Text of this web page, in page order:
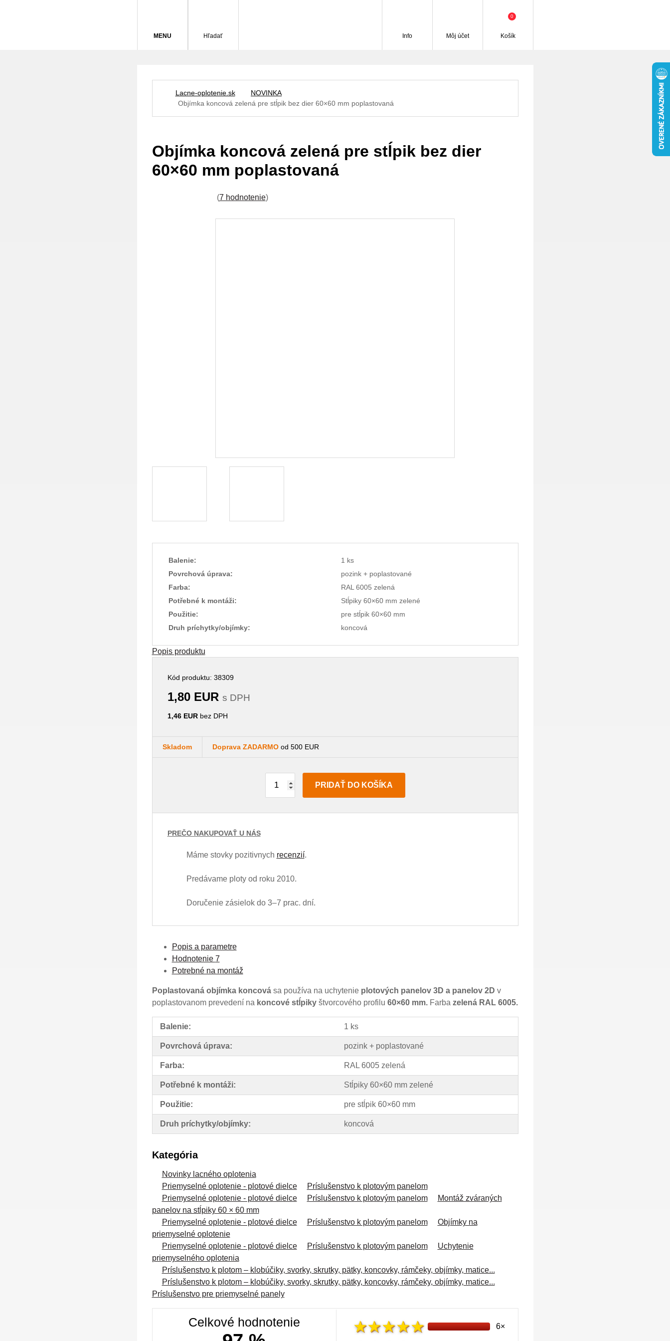
MENU Hľadať Info Môj účet Košík
0
Lacne-oplotenie.sk
NOVINKA
Objímka koncová zelená pre stĺpik bez dier 60×60 mm poplastovaná
Objímka koncová zelená pre stĺpik bez dier
60×60 mm poplastovaná
(7 hodnotenie)
Balenie:
1 ks
Povrchová úprava:
pozink + poplastované
Farba:
RAL 6005 zelená
Potřebné k montáži:
Stĺpiky 60×60 mm zelené
Použitie:
pre stĺpik 60×60 mm
Druh príchytky/objímky:
koncová
Popis produktu
Kód produktu: 38309
1,80 EUR s DPH
1,46 EURbez DPH
Skladom Doprava ZADARMOod 500 EUR
PRIDAŤ DO KOŠÍKA
PREČO NAKUPOVAŤ U NÁS
Máme stovky pozitivnych recenzií.
Predávame ploty od roku 2010.
Doručenie zásielok do 3–7 prac. dní.
Popis a parametre
Hodnotenie 7
Potrebné na montáž
Poplastovaná objímka koncová sa používa na uchytenie plotových panelov 3D a panelov 2D v
poplastovanom prevedení na koncové stĺpiky štvorcového profilu 60×60 mm. Farba zelená RAL 6005.
Balenie: 1 ks
Povrchová úprava: pozink + poplastované
Farba: RAL 6005 zelená
Potřebné k montáži: Stĺpiky 60×60 mm zelené
Použitie: pre stĺpik 60×60 mm
Druh príchytky/objímky: koncová
Kategória
Novinky lacného oplotenia
Priemyselné oplotenie - plotové dielce
Príslušenstvo k plotovým panelom
Priemyselné oplotenie - plotové dielce
Príslušenstvo k plotovým panelom
Montáž zváraných
panelov na stĺpiky 60 × 60 mm
Priemyselné oplotenie - plotové dielce
Príslušenstvo k plotovým panelom
Objímky na
priemyselné oplotenie
Priemyselné oplotenie - plotové dielce
Príslušenstvo k plotovým panelom
Uchytenie
priemyselného oplotenia
Príslušenstvo k plotom – klobúčiky, svorky, skrutky, pätky, koncovky, rámčeky, objímky, matice...
Príslušenstvo k plotom – klobúčiky, svorky, skrutky, pätky, koncovky, rámčeky, objímky, matice...
Príslušenstvo pre priemyselné panely
Celkové hodnotenie 6×